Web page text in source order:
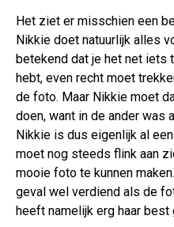
Het ziet er misschien een
Nikkie doet natuurlijk alles
betekend dat je het net iets
hebt, even recht moet
de foto. Maar Nikkie moet
doen, want in de ander was
Nikkie is dus eigenlijk al
moet nog steeds flink aan
mooie foto te kunnen
geval wel verdiend als de
heeft namelijk erg haar best